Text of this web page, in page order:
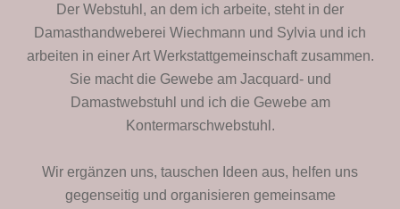
Der Webstuhl, an dem ich arbeite, steht in der
Damasthandweberei Wiechmann und Sylvia und ich
arbeiten in einer Art Werkstattgemeinschaft zusammen.
Sie macht die Gewebe am Jacquard- und
Damastwebstuhl und ich die Gewebe am
Kontermarschwebstuhl.
Wir ergänzen uns, tauschen Ideen aus, helfen uns
gegenseitig und organisieren gemeinsame